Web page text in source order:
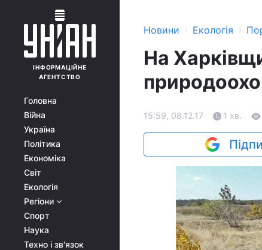
ІНФОРМАЦІЙНЕ
АГЕНТСТВО
Головна
Війна
Україна
Політика
Економіка
Світ
Екологія
Регіони
Спорт
Наука
Техно і зв'язок
Новини › Екологія ›
На
15:59, 08.12.17 1 хв.